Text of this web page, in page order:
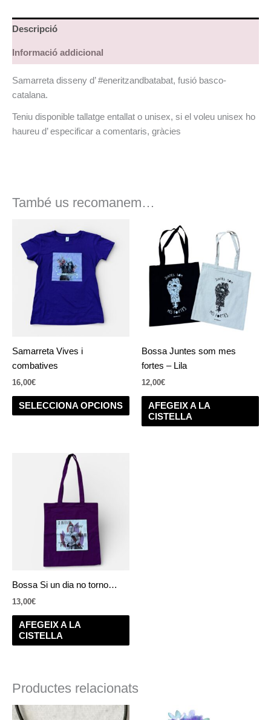
Descripció
Informació addicional
Samarreta disseny d’ #eneritzandbatabat, fusió basco-
catalana.
Teniu disponible tallatge entallat o unisex, si el voleu unisex ho
haureu d’ especificar a comentaris, gràcies
També us recomanem…
Samarreta Vives i
combatives
16,00€
SELECCIONA OPCIONS
producte
diverses
opcions
triar
pàgina
del
producte
Bossa Juntes som mes
fortes – Lila
12,00€
AFEGEIX A LA
CISTELLA
Bossa Si un dia no torno…
13,00€
AFEGEIX A LA
CISTELLA
Productes relacionats